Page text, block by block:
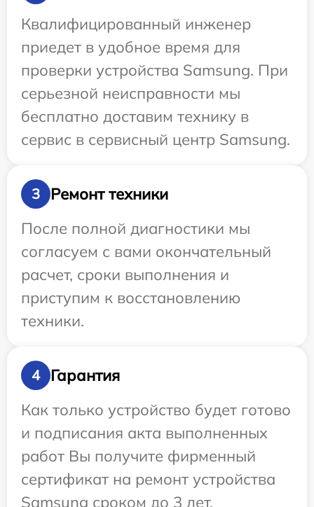
Квалифицированный инженер
приедет в удобное время для
проверки устройства Samsung. При
серьезной неисправности мы
бесплатно доставим технику в
сервис в сервисный центр Samsung.
3
Ремонт техники
После полной диагностики мы
согласуем с вами окончательный
расчет, сроки выполнения и
приступим к восстановлению
техники.
4
Гарантия
Как только устройство будет готово
и подписания акта выполненных
работ Вы получите фирменный
сертификат на ремонт устройства
Samsung сроком до 3 лет.